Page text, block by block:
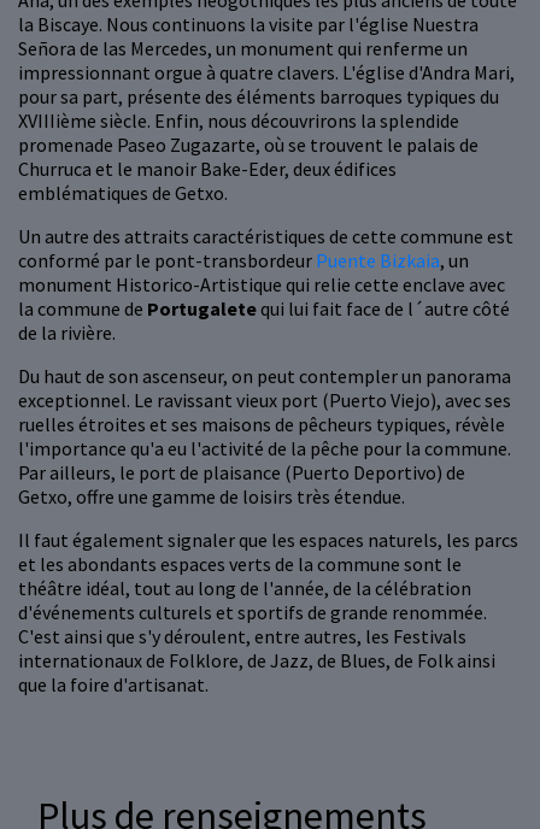
la Biscaye. Nous continuons la visite par l'église Nuestra
Señora de las Mercedes, un monument qui renferme un
impressionnant orgue à quatre clavers. L'église d'Andra Mari,
pour sa part, présente des éléments barroques typiques du
XVIIIième siècle. Enfin, nous découvrirons la splendide
promenade Paseo Zugazarte, où se trouvent le palais de
Churruca et le manoir Bake-Eder, deux édifices
emblématiques de Getxo.
Un autre des attraits caractéristiques de cette commune est
conformé par le pont-transbordeur Puente Bizkaia, un
monument Historico-Artistique qui relie cette enclave avec
la commune de Portugaletequi lui fait face de l´autre côté
de la rivière.
Du haut de son ascenseur, on peut contempler un panorama
exceptionnel. Le ravissant vieux port (Puerto Viejo), avec ses
ruelles étroites et ses maisons de pêcheurs typiques, révèle
l'importance qu'a eu l'activité de la pêche pour la commune.
Par ailleurs, le port de plaisance (Puerto Deportivo) de
Getxo, offre une gamme de loisirs très étendue.
Il faut également signaler que les espaces naturels, les parcs
et les abondants espaces verts de la commune sont le
théâtre idéal, tout au long de l'année, de la célébration
d'événements culturels et sportifs de grande renommée.
C'est ainsi que s'y déroulent, entre autres, les Festivals
internationaux de Folklore, de Jazz, de Blues, de Folk ainsi
que la foire d'artisanat.
Plus de renseignements